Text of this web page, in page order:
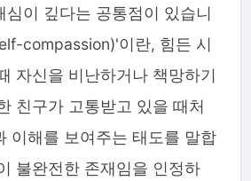
심이 깊다는 공통점이 있습니
compassion)'이란, 힘든 시
자신을 비난하거나 책망하기
친구가 고통받고 있을 때처
이해를 보여주는 태도를 말합
불완전한 존재임을 인정하